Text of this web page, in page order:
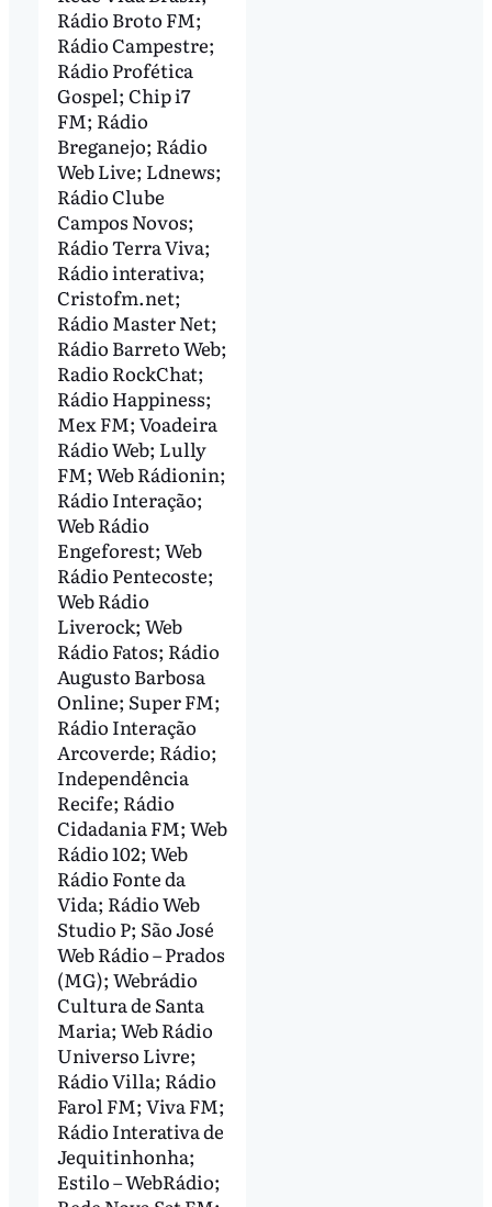
Rádio Broto FM;
Rádio Campestre;
Rádio Profética
Gospel; Chip i7
FM; Rádio
Breganejo; Rádio
Web Live; Ldnews;
Rádio Clube
Campos Novos;
Rádio Terra Viva;
Rádio interativa;
Cristofm.net;
Rádio Master Net;
Rádio Barreto Web;
Radio RockChat;
Rádio Happiness;
Mex FM; Voadeira
Rádio Web; Lully
FM; Web Rádionin;
Rádio Interação;
Web Rádio
Engeforest; Web
Rádio Pentecoste;
Web Rádio
Liverock; Web
Rádio Fatos; Rádio
Augusto Barbosa
Online; Super FM;
Rádio Interação
Arcoverde; Rádio;
Independência
Recife; Rádio
Cidadania FM; Web
Rádio 102; Web
Rádio Fonte da
Vida; Rádio Web
Studio P; São José
Web Rádio – Prados
(MG); Webrádio
Cultura de Santa
Maria; Web Rádio
Universo Livre;
Rádio Villa; Rádio
Farol FM; Viva FM;
Rádio Interativa de
Jequitinhonha;
Estilo – WebRádio;